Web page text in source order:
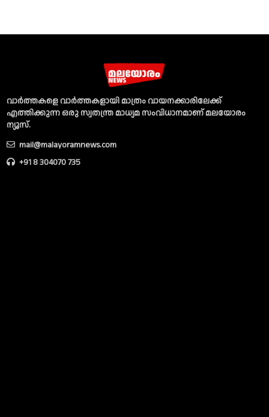
വാര്‍ത്തകളെ വാര്‍ത്തകളായി മാത്രം വായനക്കാരിലേക്ക്
എത്തിക്കുന്ന ഒരു സ്വതന്ത്ര മാധ്യമ സംവിധാനമാണ് മലയോരം
ന്യൂസ്‌.
mail@malayoramnews.com
+91 8 304070 735